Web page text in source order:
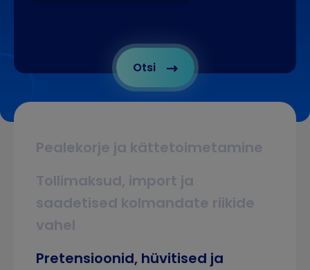
Otsi
Pealekorje ja kättetoimetamine
Tollimaksud, import ja
saadetised kolmandate riikide
vahel
Pretensioonid, hüvitised ja